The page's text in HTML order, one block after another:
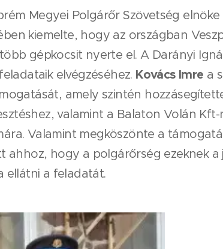
Megyei Polgárőr Szövetség
kiemelte, hogy az országban
gépkocsit nyerte el. A Darányi
elvégzéséhez. Kovács Imre a
amely szintén
valamint a Balaton Volán
Valamint megköszönte a
hogy a polgárőrség ezeknek a
ellátni a feladatát.